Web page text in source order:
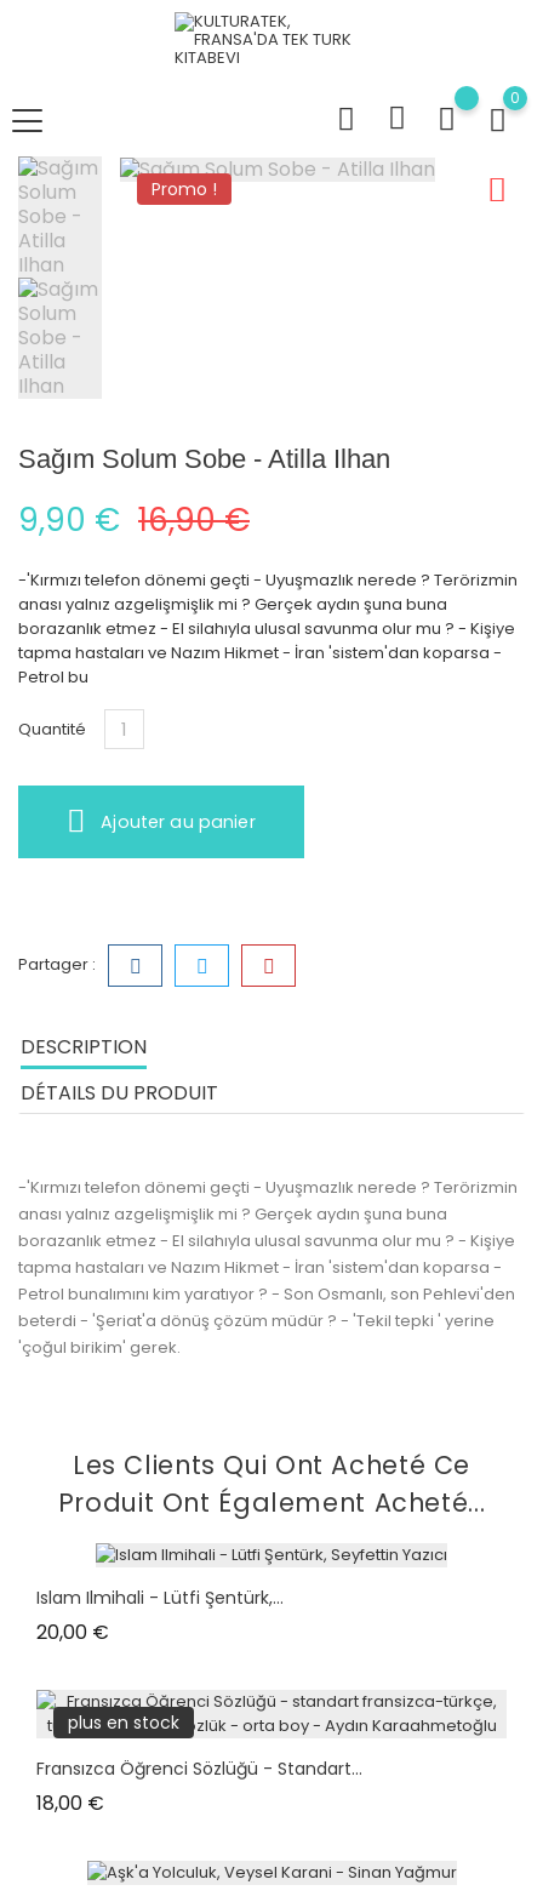
0
Promo !
Sağım Solum Sobe - Atilla Ilhan
9,90 € 16,90 €
-'Kırmızı telefon dönemi geçti - Uyuşmazlık nerede ? Terörizmin
anası yalnız azgelişmişlik mi ? Gerçek aydın şuna buna
borazanlık etmez - El silahıyla ulusal savunma olur mu ? - Kişiye
tapma hastaları ve Nazım Hikmet - İran 'sistem'dan koparsa -
Petrol bu
Quantité
Ajouter au panier
Partager :
DESCRIPTION
DÉTAILS DU PRODUIT
-'Kırmızı telefon dönemi geçti - Uyuşmazlık nerede ? Terörizmin
anası yalnız azgelişmişlik mi ? Gerçek aydın şuna buna
borazanlık etmez - El silahıyla ulusal savunma olur mu ? - Kişiye
tapma hastaları ve Nazım Hikmet - İran 'sistem'dan koparsa -
Petrol bunalımını kim yaratıyor ? - Son Osmanlı, son Pehlevi'den
beterdi - 'Şeriat'a dönüş çözüm müdür ? - 'Tekil tepki ' yerine
'çoğul birikim' gerek.
Les Clients Qui Ont Acheté Ce
Produit Ont Également Acheté...
Islam Ilmihali - Lütfi Şentürk,...
20,00 €
plus en stock
Fransızca Öğrenci Sözlüğü - Standart...
18,00 €